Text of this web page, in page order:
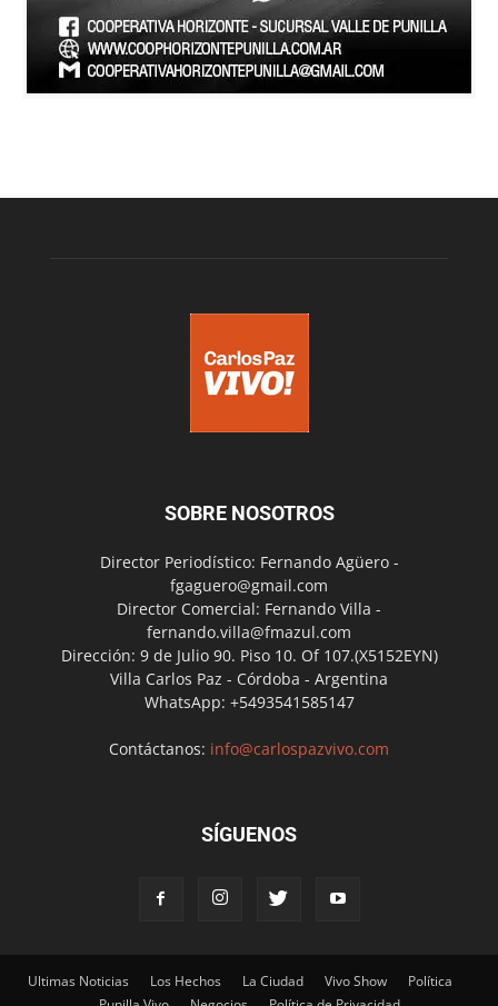
SOBRE NOSOTROS
Director Periodístico: Fernando Agüero -
fgaguero@gmail.com
Director Comercial: Fernando Villa -
fernando.villa@fmazul.com
Dirección: 9 de Julio 90. Piso 10. Of 107.(X5152EYN)
Villa Carlos Paz - Córdoba - Argentina
WhatsApp: +5493541585147
Contáctanos: info@carlospazvivo.com
SÍGUENOS
Ultimas Noticias Los Hechos La Ciudad Vivo Show
Política